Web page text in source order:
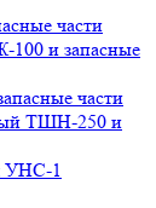
части
100 и запасные
части
ТШН-250 и
УНС-1